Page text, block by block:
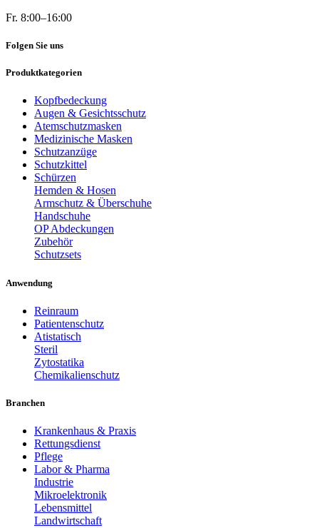
Fr. 8:00–16:00
Folgen Sie uns
Produktkategorien
Kopfbedeckung
Augen & Gesichtsschutz
Atemschutzmasken
Medizinische Masken
Schutzanzüge
Schutzkittel
Schürzen
Hemden & Hosen
Armschutz & Überschuhe
Handschuhe
OP Abdeckungen
Zubehör
Schutzsets
Anwendung
Reinraum
Patientenschutz
Atistatisch
Steril
Zytostatika
Chemikalienschutz
Branchen
Krankenhaus & Praxis
Rettungsdienst
Pflege
Labor & Pharma
Industrie
Mikroelektronik
Lebensmittel
Landwirtschaft